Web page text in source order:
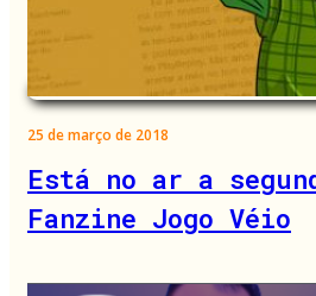
25 de março de 2018
Está no ar a
Fanzine Jogo Véio